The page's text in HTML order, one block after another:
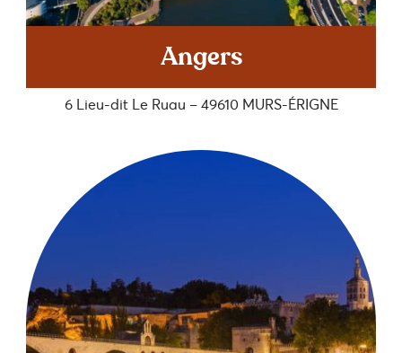
Angers
6 Lieu-dit Le Ruau – 49610 MURS-ÉRIGNE